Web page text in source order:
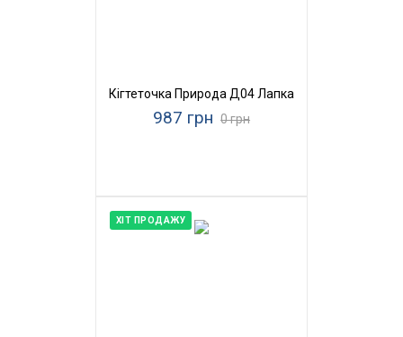
Кігтеточка Природа Д04 Лапка
987 грн 0 грн
ХІТ ПРОДАЖУ